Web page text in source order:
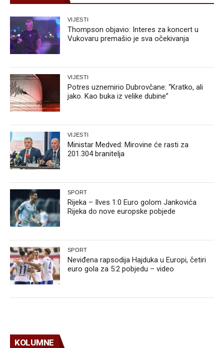
VIJESTI
Thompson objavio: Interes za koncert u
Vukovaru premašio je sva očekivanja
VIJESTI
Potres uznemirio Dubrovčane: “Kratko, ali
jako. Kao buka iz velike dubine”
VIJESTI
Ministar Medved: Mirovine će rasti za
201.304 branitelja
SPORT
Rijeka – Ilves 1:0 Euro golom Jankovića
Rijeka do nove europske pobjede
SPORT
Neviđena rapsodija Hajduka u Europi, četiri
euro gola za 5:2 pobjedu – video
KOLUMNE